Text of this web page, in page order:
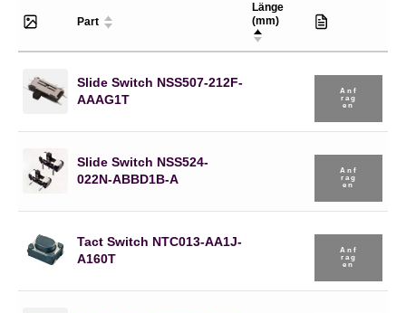
Part
Länge
(mm)
Slide Switch NSS507-212F-
AAAG1T
Anf
Rag
En
Slide Switch NSS524-
022N-ABBD1B-A
Anf
Rag
En
Tact Switch NTC013-AA1J-
A160T
Anf
Rag
En